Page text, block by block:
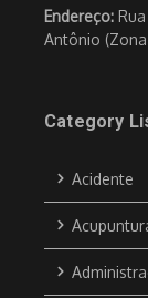
Endereço:
Antônio
Category
Acidente